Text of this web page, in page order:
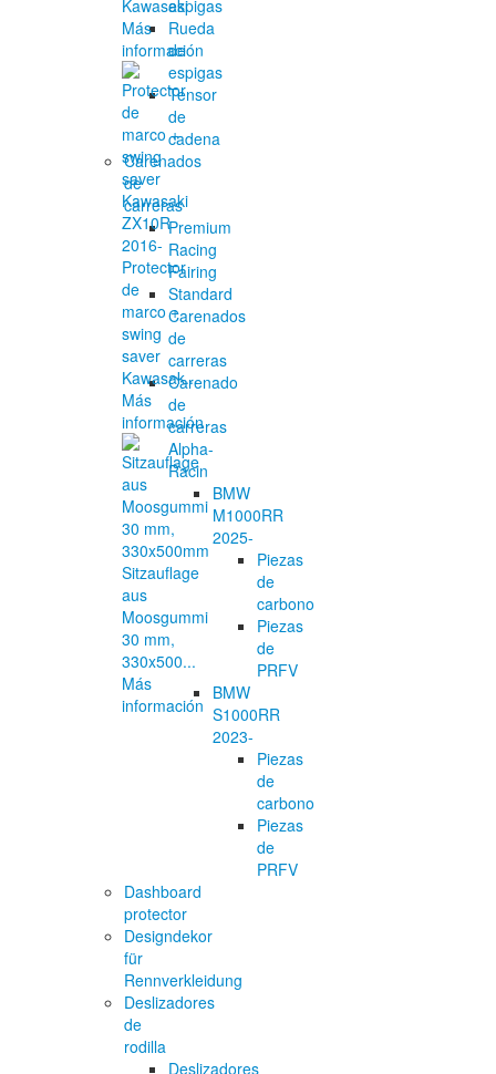
espigas
Rueda
de
espigas
Tensor
de
cadena
Carenados
de
carreras
Premium
Racing
Fairing
Standard
Carenados
de
carreras
Carenado
de
carreras
Alpha-
Racin
BMW
M1000RR
2025-
Piezas
de
carbono
Piezas
de
PRFV
BMW
S1000RR
2023-
Piezas
de
carbono
Piezas
de
PRFV
Dashboard
protector
Designdekor
für
Rennverkleidung
Deslizadores
de
rodilla
Deslizadores
Kawasaki
Más
información
Protector
de
marco +
swing
saver
Kawasak...
Más
información
Sitzauflage
aus
Moosgummi
30 mm,
330x500...
Más
información